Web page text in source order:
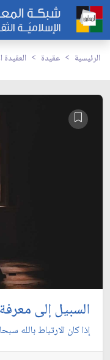
الرئيسية عقيدة العقيدة
السبيل إلى
إذا كان الارتباط بالله